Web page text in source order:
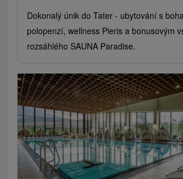
Dokonalý únik do Tater - ubytování s
polopenzí, wellness Pieris a bonusovým
rozsáhlého SAUNA Paradise.